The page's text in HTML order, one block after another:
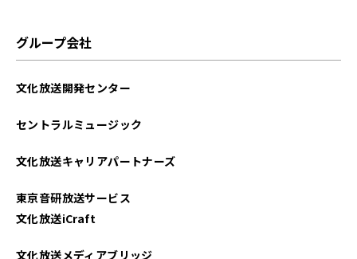
グループ会社
文化放送開発センター
セントラルミュージック
文化放送キャリアパートナーズ
東京音研放送サービス
文化放送iCraft
文化放送メディアブリッジ